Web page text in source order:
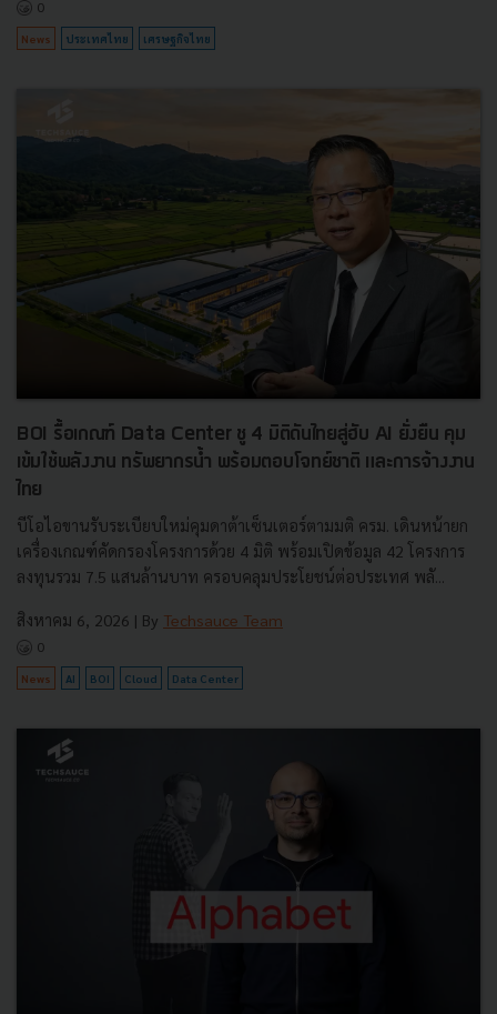
0
News ประเทศไทย เศรษฐกิจไทย
BOI รื้อเกณฑ์ Data Center ชู 4 มิติดันไทยสู่ฮับ AI ยั่งยืน คุม
เข้มใช้พลังงาน ทรัพยากรน้ำ พร้อมตอบโจทย์ชาติ และการจ้างงาน
ไทย
บีโอไอขานรับระเบียบใหม่คุมดาต้าเซ็นเตอร์ตามมติ ครม. เดินหน้ายก
เครื่องเกณฑ์คัดกรองโครงการด้วย 4 มิติ พร้อมเปิดข้อมูล 42 โครงการ
ลงทุนรวม 7.5 แสนล้านบาท ครอบคลุมประโยชน์ต่อประเทศ พลั...
สิงหาคม 6, 2026 | By Techsauce Team
0
News AI BOI Cloud Data Center